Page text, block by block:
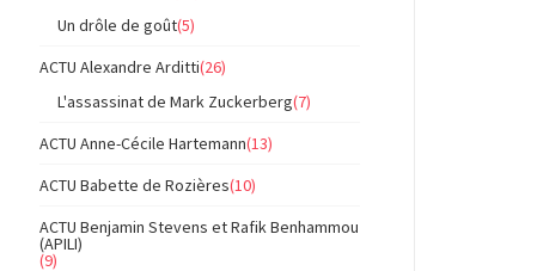
Un drôle de goût(5)
ACTU Alexandre Arditti(26)
L'assassinat de Mark Zuckerberg(7)
ACTU Anne-Cécile Hartemann(13)
ACTU Babette de Rozières(10)
ACTU Benjamin Stevens et Rafik Benhammou
(APILI)
(9)